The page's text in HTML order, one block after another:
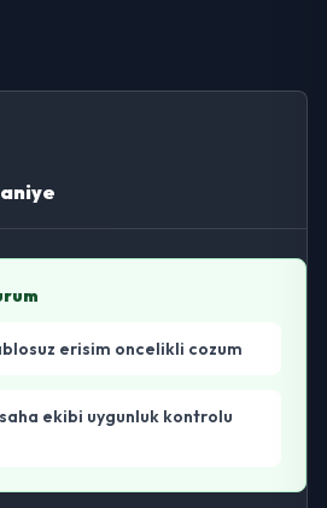
erisim oncelikli cozum
ekibi uygunluk kontrolu